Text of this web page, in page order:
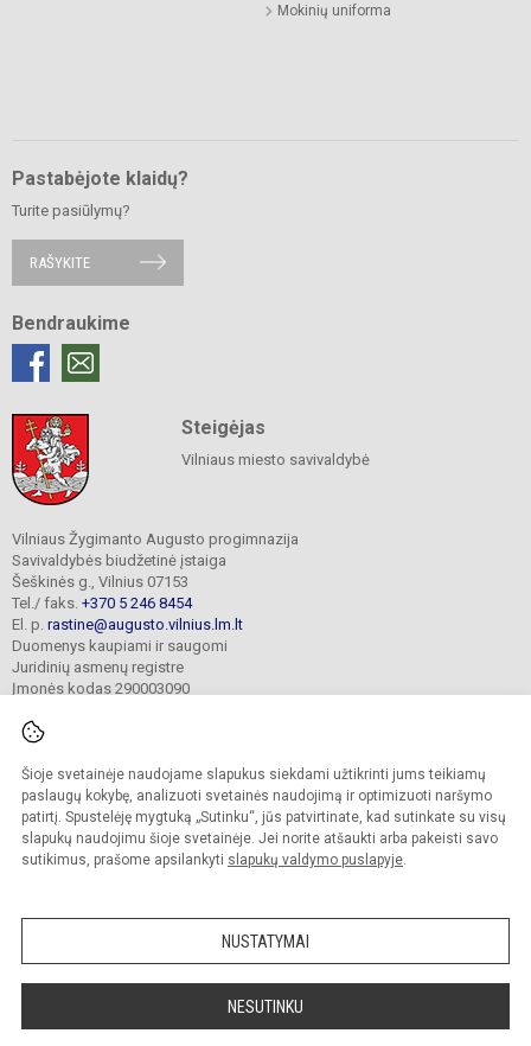
Šioje svetainėje naudojame slapukus siekdami užtikrinti jums teikiamų
paslaugų kokybę, analizuoti svetainės naudojimą ir optimizuoti naršymo
patirtį. Spustelėję mygtuką „Sutinku“, jūs patvirtinate, kad sutinkate su visų
slapukų naudojimu šioje svetainėje. Jei norite atšaukti arba pakeisti savo
sutikimus, prašome apsilankyti slapukų valdymo puslapyje.
NUSTATYMAI
NESUTINKU
Mokinių uniforma
Pastabėjote klaidų?
Turite pasiūlymų?
RAŠYKITE
Bendraukime
Steigėjas
Vilniaus miesto savivaldybė
Vilniaus Žygimanto Augusto progimnazija
Savivaldybės biudžetinė įstaiga
Šeškinės g., Vilnius 07153
Tel./ faks. +370 5 246 8454
El. p. rastine@augusto.vilnius.lm.lt
Duomenys kaupiami ir saugomi
Juridinių asmenų registre
Įmonės kodas 290003090
© 2021. Vilniaus Žygimanto Augusto progimnazija. Visos teisės saugomos.
Kopijuoti turinį be raštiško mokyklos sutikimo griežtai draudžiama.
Versija neįgaliesiems Slapukų valdymas